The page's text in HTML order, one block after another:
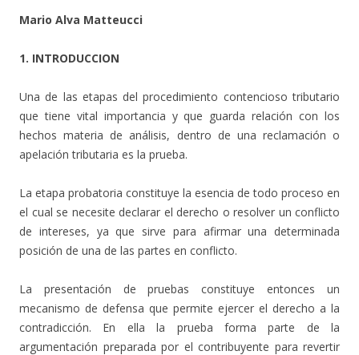
Mario Alva Matteucci
1. INTRODUCCION
Una de las etapas del procedimiento contencioso tributario
que tiene vital importancia y que guarda relación con los
hechos materia de análisis, dentro de una reclamación o
apelación tributaria es la prueba.
La etapa probatoria constituye la esencia de todo proceso en
el cual se necesite declarar el derecho o resolver un conflicto
de intereses, ya que sirve para afirmar una determinada
posición de una de las partes en conflicto.
La presentación de pruebas constituye entonces un
mecanismo de defensa que permite ejercer el derecho a la
contradicción. En ella la prueba forma parte de la
argumentación preparada por el contribuyente para revertir